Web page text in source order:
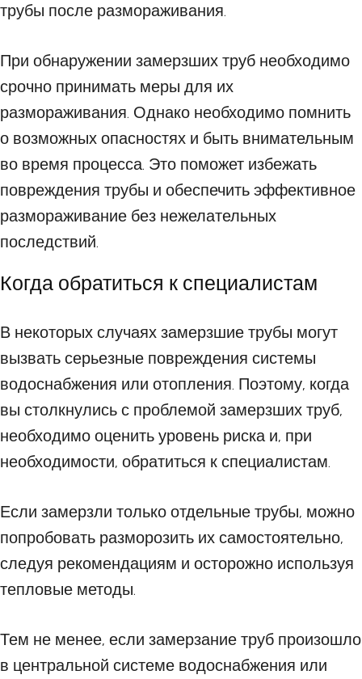
трубы после размораживания.
При обнаружении замерзших труб необходимо
срочно принимать меры для их
размораживания. Однако необходимо помнить
о возможных опасностях и быть внимательным
во время процесса. Это поможет избежать
повреждения трубы и обеспечить эффективное
размораживание без нежелательных
последствий.
Когда обратиться к специалистам
В некоторых случаях замерзшие трубы могут
вызвать серьезные повреждения системы
водоснабжения или отопления. Поэтому, когда
вы столкнулись с проблемой замерзших труб,
необходимо оценить уровень риска и, при
необходимости, обратиться к специалистам.
Если замерзли только отдельные трубы, можно
попробовать разморозить их самостоятельно,
следуя рекомендациям и осторожно используя
тепловые методы.
Тем не менее, если замерзание труб произошло
в центральной системе водоснабжения или